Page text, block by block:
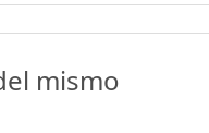
mismo